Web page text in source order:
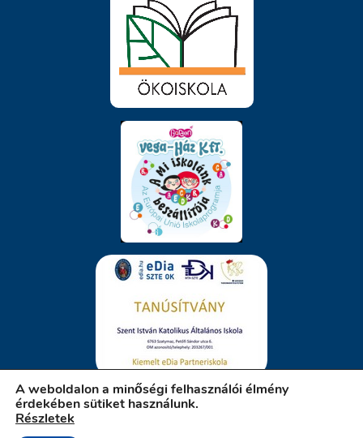
A weboldalon a minőségi felhasználói élmény
érdekében sütiket használunk.
Részletek